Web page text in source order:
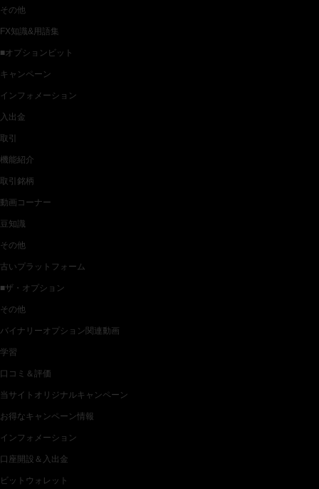
その他
FX知識&用語集
■オプションビット
キャンペーン
インフォメーション
入出金
取引
機能紹介
取引銘柄
動画コーナー
豆知識
その他
古いプラットフォーム
■ザ・オプション
その他
バイナリーオプション関連動画
学習
口コミ＆評価
当サイトオリジナルキャンペーン
お得なキャンペーン情報
インフォメーション
口座開設＆入出金
ビットウォレット